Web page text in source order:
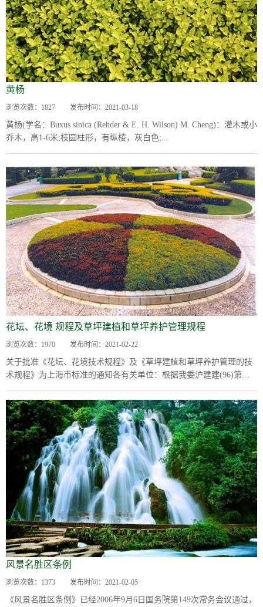
黄杨
浏览次数： 1827 发布时间： 2021-03-18
黄杨(学名：Buxus sinica (Rehder & E. H. Wilson) M. Cheng)：灌木或小
乔木，高1-6米;枝圆柱形，有纵棱，灰白色;...
花坛、花境 规程及草坪建植和草坪养护管理规程
浏览次数： 1970 发布时间： 2021-02-22
关于批准《花坛、花境技术规程》及《草坪建植和草坪养护管理的技
术规程》为上海市标准的通知各有关单位：根据我委沪建建(96)第
风景名胜区条例
浏览次数： 1373 发布时间： 2021-02-05
《风景名胜区条例》已经2006年9月6日国务院第149次常务会议通过，